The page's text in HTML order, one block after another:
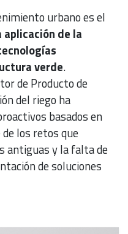
urbano es el
aplicación de la
verde.
de Producto de
del riego ha
basados en
los retos que
antiguas y la falta de
de soluciones